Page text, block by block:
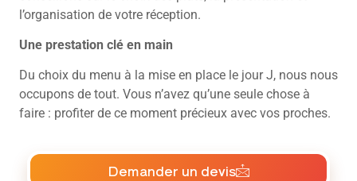
l’organisation de votre réception.
Une prestation clé en main
Du choix du menu à la mise en place le jour J, nous nous
occupons de tout. Vous n’avez qu’une seule chose à
faire : profiter de ce moment précieux avec vos proches.
Demander un devis